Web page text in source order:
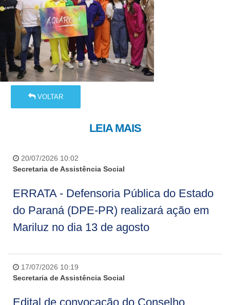
VOLTAR
LEIA MAIS
20/07/2026 10:02
Secretaria de Assistência Social
ERRATA - Defensoria Pública do Estado
do Paraná (DPE-PR) realizará ação em
Mariluz no dia 13 de agosto
17/07/2026 10:19
Secretaria de Assistência Social
Edital de convocação do Conselho